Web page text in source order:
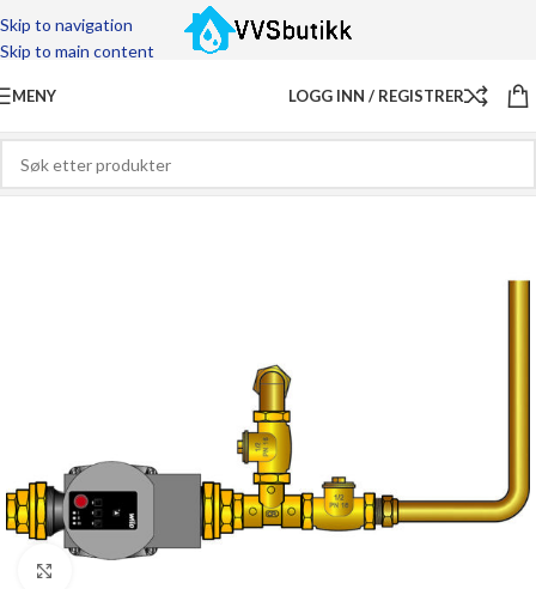
Skip to navigation
Skip to main content
MENY LOGG INN / REGISTRER